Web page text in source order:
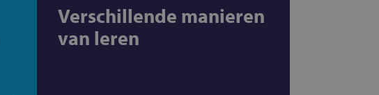
Verschillende manieren
van leren